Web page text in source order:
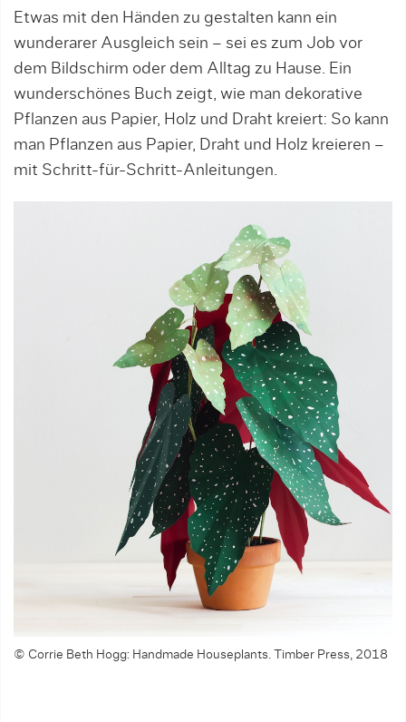
Etwas mit den Händen zu gestalten kann ein
wunderarer Ausgleich sein – sei es zum Job vor
dem Bildschirm oder dem Alltag zu Hause. Ein
wunderschönes Buch zeigt, wie man dekorative
Pflanzen aus Papier, Holz und Draht kreiert: So kann
man Pflanzen aus Papier, Draht und Holz kreieren –
mit Schritt-für-Schritt-Anleitungen.
© Corrie Beth Hogg: Handmade Houseplants. Timber Press, 2018